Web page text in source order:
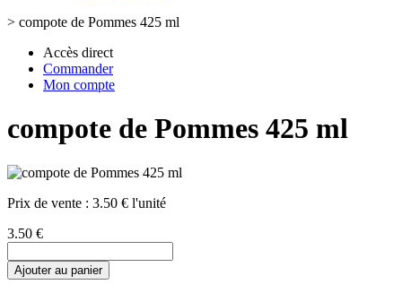
> compote de Pommes 425 ml
Accès direct
Commander
Mon compte
compote de Pommes 425 ml
Prix de vente : 3.50 € l'unité
3.50 €
Ajouter au panier